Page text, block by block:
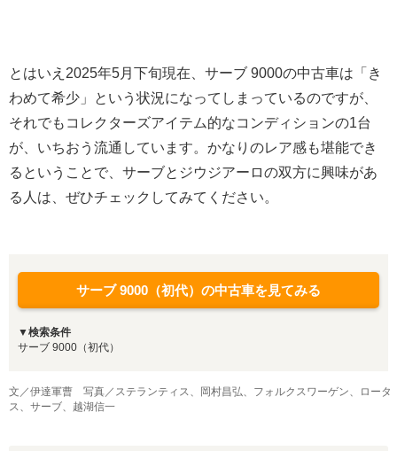
とはいえ2025年5月下旬現在、サーブ 9000の中古車は「き
わめて希少」という状況になってしまっているのですが、
それでもコレクターズアイテム的なコンディションの1台
が、いちおう流通しています。かなりのレア感も堪能でき
るということで、サーブとジウジアーロの双方に興味があ
る人は、ぜひチェックしてみてください。
サーブ 9000（初代）の中古車を見てみる
▼検索条件
サーブ 9000（初代）
文／伊達軍曹 写真／ステランティス、岡村昌弘、フォルクスワーゲン、ロータ
ス、サーブ、越湖信一